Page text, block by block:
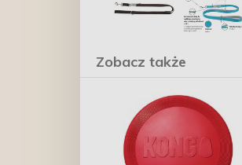
Zobacz także